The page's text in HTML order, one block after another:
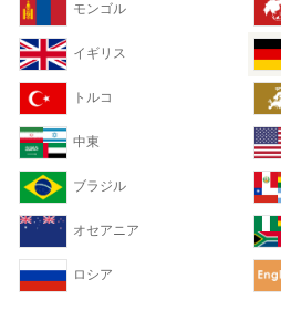
モンゴル
イギリス
トルコ
中東
ブラジル
オセアニア
ロシア